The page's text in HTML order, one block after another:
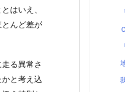
はいえ、
んど差が
る異常さ
と考え込